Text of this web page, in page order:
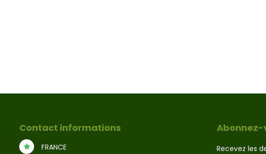
Contact informations
FRANCE
Abonnez-
Recevez les